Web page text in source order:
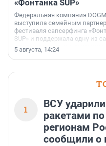
«Фонтанка SUP»
Федеральная компания
выступила семейным
фестиваля сапсерфинга
SUP» и поддержала одну из
ярких и романтичных
«SUP-свадьба».
5 августа, 14:24
1
ВСУ
ракетами
регионам
сообщили о